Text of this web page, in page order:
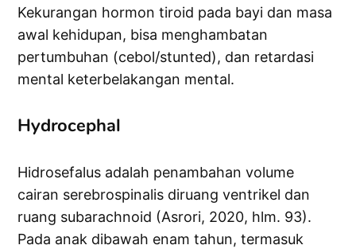
Kekurangan hormon tiroid pada bayi dan masa
awal kehidupan, bisa menghambatan
pertumbuhan (cebol/stunted), dan retardasi
mental keterbelakangan mental.
Hydrocephal
Hidrosefalus adalah penambahan volume
cairan serebrospinalis diruang ventrikel dan
ruang subarachnoid (Asrori, 2020, hlm. 93).
Pada anak dibawah enam tahun, termasuk